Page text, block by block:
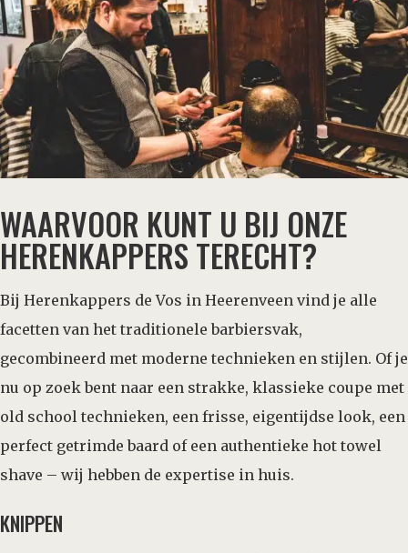
WAARVOOR KUNT U BIJ ONZE
HERENKAPPERS TERECHT?
Bij Herenkappers de Vos in Heerenveen vind je alle
facetten van het traditionele barbiersvak,
gecombineerd met moderne technieken en stijlen. Of je
nu op zoek bent naar een strakke, klassieke coupe met
old school technieken, een frisse, eigentijdse look, een
perfect getrimde baard of een authentieke hot towel
shave – wij hebben de expertise in huis.
KNIPPEN